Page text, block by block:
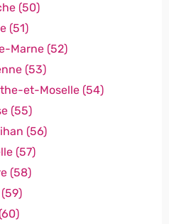
(50)
(51)
Marne (52)
(53)
et-Moselle (54)
(55)
(56)
(57)
(58)